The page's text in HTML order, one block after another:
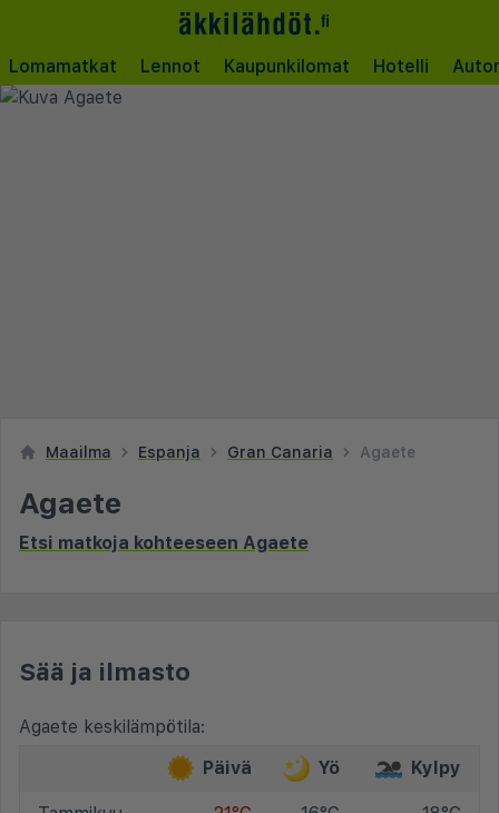
Lomamatkat Lennot Kaupunkilomat Hotelli
Maailma Espanja Gran Canaria Agaete
Agaete
Etsi matkoja kohteeseen Agaete
Sää ja ilmasto
Agaete keskilämpötila:
Päivä
Yö Kylpy